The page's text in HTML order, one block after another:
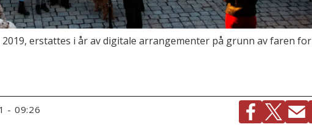
erstattes i år av digitale arrangementer på grunn av faren for
- 09:26